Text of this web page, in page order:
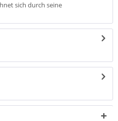
sich durch seine